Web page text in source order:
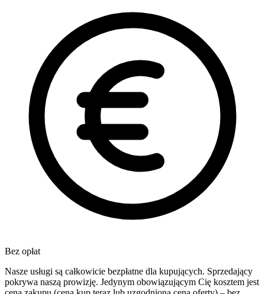
Bez opłat
Nasze usługi są całkowicie bezpłatne dla kupujących. Sprzedający
pokrywa naszą prowizję. Jedynym obowiązującym Cię kosztem jest